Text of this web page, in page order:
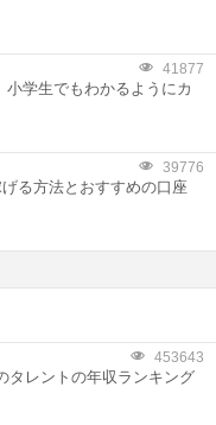
41877
学生でもわかるようにカ
39776
る方法とおすすめの口座
453643
タレントの年収ランキング